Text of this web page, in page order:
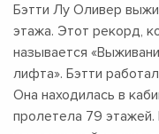
Бэтти Лу Оливер
этажа. Этот рекорд,
называется
лифта». Бэтти
Она находилась в
пролетела 79 этажей.